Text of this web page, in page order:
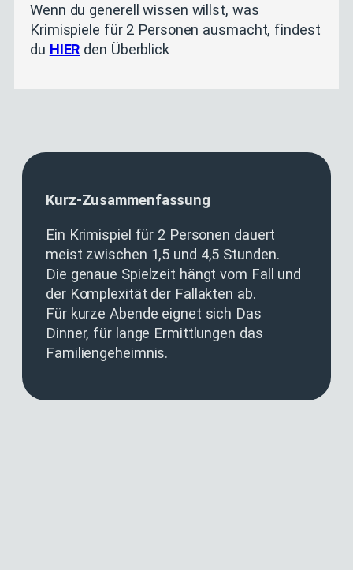
Wenn du generell wissen willst, was
Krimispiele für 2 Personen ausmacht, findest
du HIER den Überblick
Kurz-Zusammenfassung
Ein Krimispiel für 2 Personen dauert
meist zwischen 1,5 und 4,5 Stunden.
Die genaue Spielzeit hängt vom Fall und
der Komplexität der Fallakten ab.
Für kurze Abende eignet sich Das
Dinner, für lange Ermittlungen das
Familiengeheimnis.